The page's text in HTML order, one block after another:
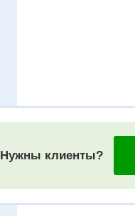
Нужны клиенты?